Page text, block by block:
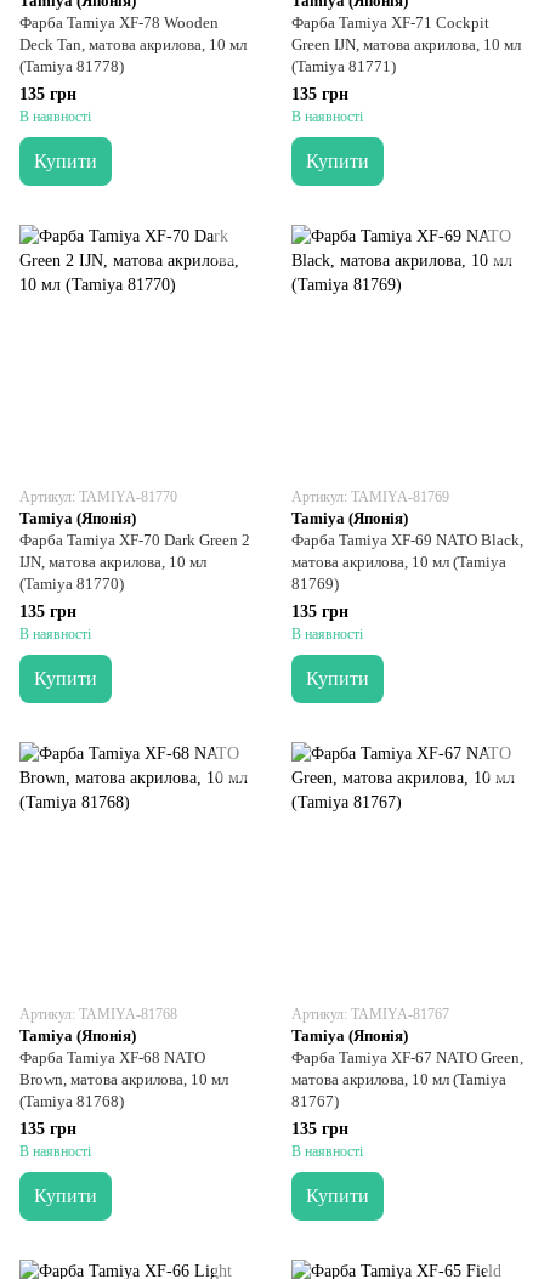
Фарба Tamiya XF-78 Wooden
Deck Tan, матова акрилова, 10 мл
(Tamiya 81778)
135 грн
В наявності
Купити
Фарба Tamiya XF-71 Cockpit
Green IJN, матова акрилова, 10 мл
(Tamiya 81771)
135 грн
В наявності
Купити
Артикул: TAMIYA-81770
Tamiya (Японія)
Фарба Tamiya XF-70 Dark Green 2
IJN, матова акрилова, 10 мл
(Tamiya 81770)
135 грн
В наявності
Купити
Артикул: TAMIYA-81769
Tamiya (Японія)
Фарба Tamiya XF-69 NATO Black,
матова акрилова, 10 мл (Tamiya
81769)
135 грн
В наявності
Купити
Артикул: TAMIYA-81768
Tamiya (Японія)
Фарба Tamiya XF-68 NATO
Brown, матова акрилова, 10 мл
(Tamiya 81768)
135 грн
В наявності
Купити
Артикул: TAMIYA-81767
Tamiya (Японія)
Фарба Tamiya XF-67 NATO Green,
матова акрилова, 10 мл (Tamiya
81767)
135 грн
В наявності
Купити